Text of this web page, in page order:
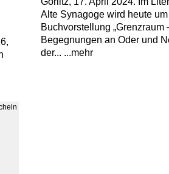
Alte Synagoge wird heute
Buchvorstellung „Grenzraum
Begegnungen an Oder und
der... ...mehr